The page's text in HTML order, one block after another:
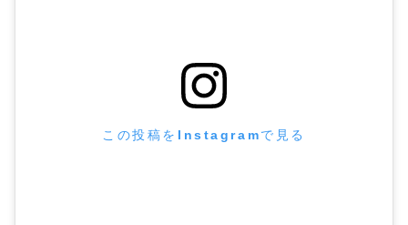
この投稿をInstagramで見る